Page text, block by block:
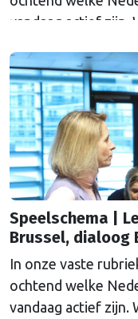
vandaag actief zijn.
agenda?
Speelschema |
Brussel, dialoog
In onze vaste
ochtend welke
vandaag actief zijn.